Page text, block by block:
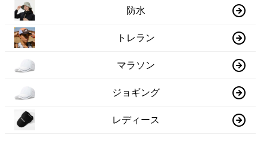
防水
トレラン
マラソン
ジョギング
レディース